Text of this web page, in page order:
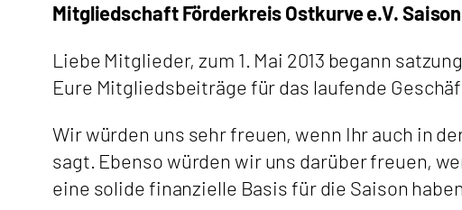
Mitgliedschaft Förderkreis Ostkurve e.V.
Liebe Mitglieder, zum 1. Mai 2013 begann
Eure Mitgliedsbeiträge für das laufende
Wir würden uns sehr freuen, wenn Ihr auch in
sagt. Ebenso würden wir uns darüber freuen,
eine solide finanzielle Basis für die Saison